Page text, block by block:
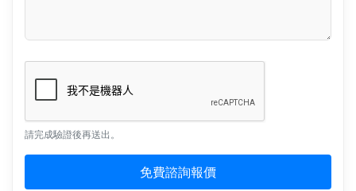
請完成驗證後再送出。
免費諮詢報價